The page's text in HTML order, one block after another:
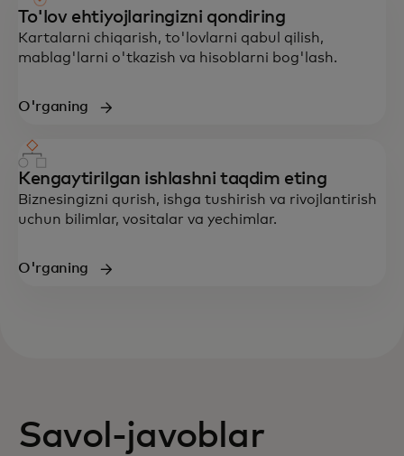
To'lov ehtiyojlaringizni qondiring
Kartalarni chiqarish, to'lovlarni qabul qilish,
mablag'larni o'tkazish va hisoblarni bog'lash.
O'rganing
Kengaytirilgan ishlashni taqdim eting
Biznesingizni qurish, ishga tushirish va rivojlantirish
uchun bilimlar, vositalar va yechimlar.
O'rganing
Savol-javoblar